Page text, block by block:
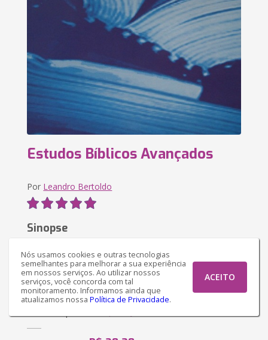
Nós usamos cookies e outras tecnologias
semelhantes para melhorar a sua experiência
em nossos serviços. Ao utilizar nossos
serviços, você concorda com tal
monitoramento. Informamos ainda que
atualizamos nossa Política de Privacidade.
ACEITO
Estudos Bíblicos Avançados
Por Leandro Bertoldo
Sinopse
instrutor bíblico o comentário mínimo exigível, mas
essencial ao bom aproveitamento do estudo
doutrinário das Sagradas Escrituras. E, visando unica...